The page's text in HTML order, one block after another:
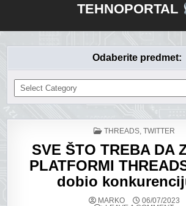
TEHNOPORTAL
Odaberite predmet:
Odaberite
predmet:
POSTED
THREADS, TWITTER
SVE ŠTO TREBA DA
PLATFORMI
dobio
MARKO
06/07/2023